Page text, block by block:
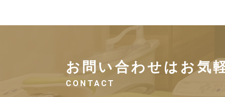
お問い合わせはお気
CONTACT